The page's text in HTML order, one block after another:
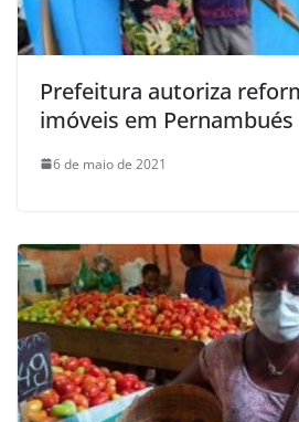
Prefeitura autoriza
imóveis em Pernambués
6 de maio de 2021